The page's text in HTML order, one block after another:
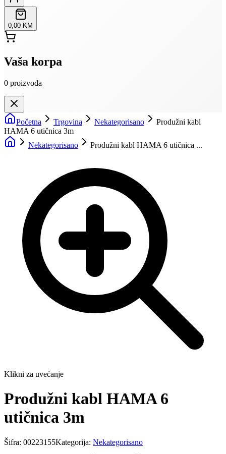
0,00 KM
Vaša korpa
0 proizvoda
Početna Trgovina Nekategorisano
Produžni kabl
HAMA 6 utičnica 3m
Nekategorisano
Produžni kabl HAMA 6 utičnica ...
Klikni za uvećanje
Produžni kabl HAMA 6
utičnica 3m
Šifra: 00223155Kategorija: Nekategorisano